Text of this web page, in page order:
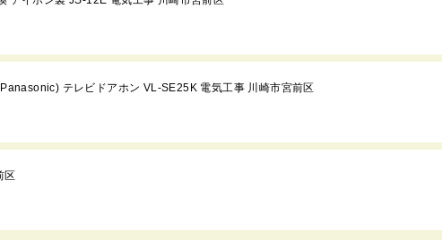
テレビドアホン VL-SE25K 電気工事 川崎市宮前区
区